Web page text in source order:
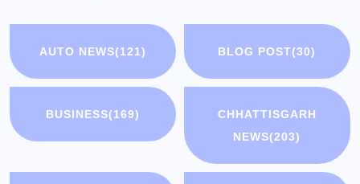
AUTO NEWS(121) BLOG POST(30)
BUSINESS(169)
CHHATTISGARH
NEWS(203)